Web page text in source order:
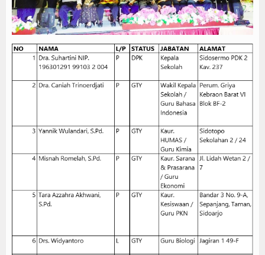
Kurikulum
Kesiswaan
Humas
Serba - serbi